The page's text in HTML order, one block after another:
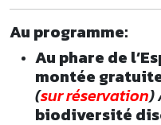
Au programme:
Au phare de
montée
(sur réservation)
biodiversité